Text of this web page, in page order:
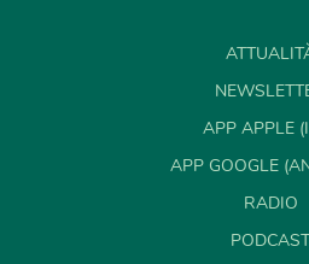
APP APPLE
APP GOOGLE
RADIO
PODCAST